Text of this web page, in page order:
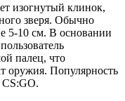
изогнутый клинок,
зверя. Обычно
5-10 см. В основании
палец, что
оружия. Популярность
CS:GO.